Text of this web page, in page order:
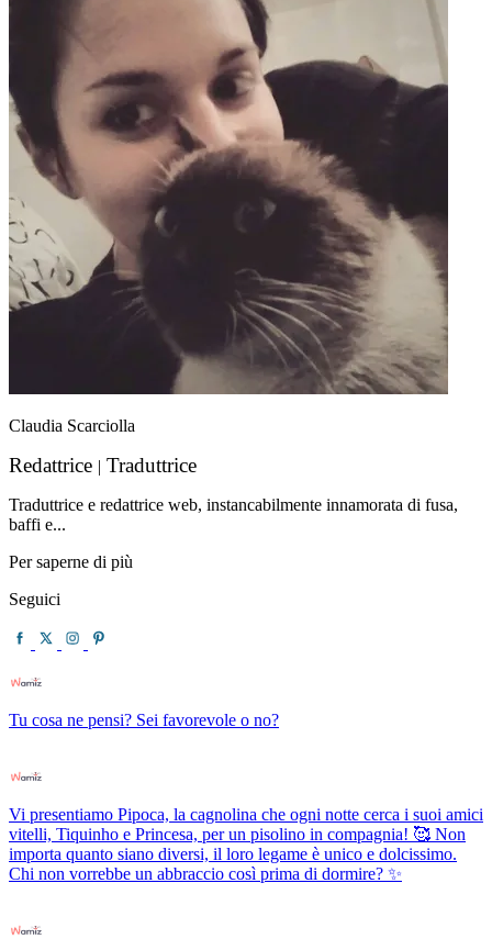
Claudia Scarciolla
Redattrice | Traduttrice
Traduttrice e redattrice web, instancabilmente innamorata di fusa,
baffi e...
Per saperne di più
Seguici
Tu cosa ne pensi? Sei favorevole o no?
Vi presentiamo Pipoca, la cagnolina che ogni notte cerca i suoi amici
vitelli, Tiquinho e Princesa, per un pisolino in compagnia! 🥰 Non
importa quanto siano diversi, il loro legame è unico e dolcissimo.
Chi non vorrebbe un abbraccio così prima di dormire? ✨